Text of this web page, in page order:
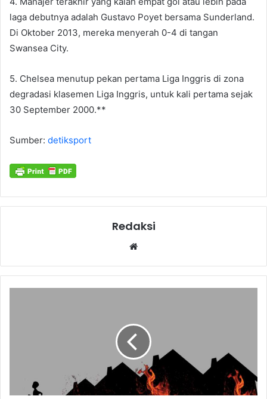
laga debutnya adalah Gustavo Poyet bersama Sunderland.
Di Oktober 2013, mereka menyerah 0-4 di tangan
Swansea City.
5. Chelsea menutup pekan pertama Liga Inggris di zona
degradasi klasemen Liga Inggris, untuk kali pertama sejak
30 September 2000.**
Sumber: detiksport
Redaksi